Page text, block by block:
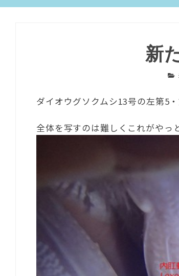
新
ダイオウグソクムシ13号の左第5
全体を写すのは難しくこれがやっ